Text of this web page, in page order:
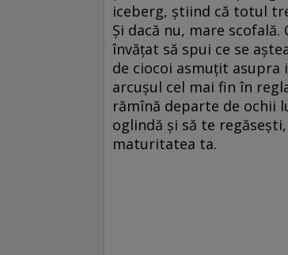
iceberg, știind că totul
Și dacă nu, mare
învățat să spui ce se
de ciocoi asmuțit
arcușul cel mai fin în
rămînă departe de ochii
oglindă și să te
maturitatea ta.